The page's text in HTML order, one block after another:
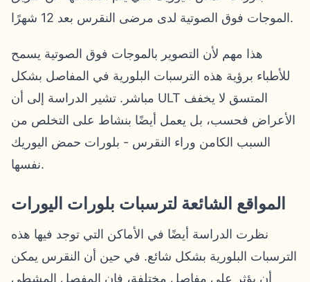
الموجات فوق الصوتية لدى مرضى النقرس بعد 12 شهرًا.
هذا مهم لأن التصوير بالموجات فوق الصوتية يسمح
للأطباء برؤية هذه الترسبات البلورية في المفاصل بشكل
مباشر. تشير الدراسة إلى أن ULT المتسق لا يخفف
الأعراض فحسب، بل يعمل أيضًا بنشاط على التخلص من
السبب الكامن وراء النقرس - بلورات حمض اليوريك
نفسها.
المواقع الشائعة لترسبات بلورات اليورات
نظرت الدراسة أيضًا في الأماكن التي توجد فيها هذه
الترسبات البلورية بشكل شائع. في حين أن النقرس يمكن
أن يؤثر على مفاصل مختلفة، فإن المفصل المشطي